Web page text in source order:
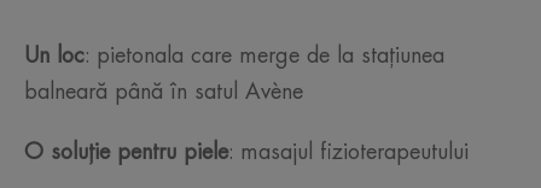
Un loc: pietonala care merge de la stațiunea
balneară până în satul Avène
O soluție pentru piele: masajul fizioterapeutului